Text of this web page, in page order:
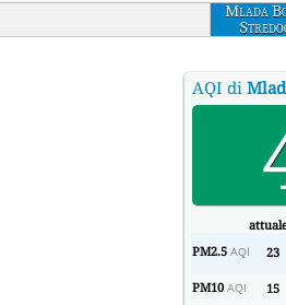
Mlada
AQI di
PM2.5 AQI 23
PM10 AQI 15